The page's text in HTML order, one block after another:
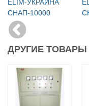
ELIM-УКРАИНА
СНАП-10000
ДРУГИЕ ТОВАРЫ